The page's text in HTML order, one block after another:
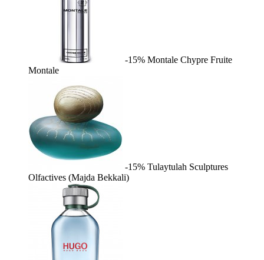
-15% Montale Chypre Fruite
Montale
-15% Tulaytulah Sculptures
Olfactives (Majda Bekkali)